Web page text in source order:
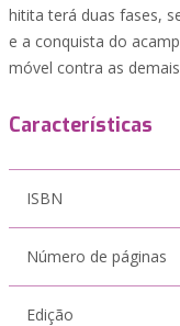
hitita terá duas fases,
e a conquista do
móvel contra as
Características
ISBN
Número de páginas
Edição